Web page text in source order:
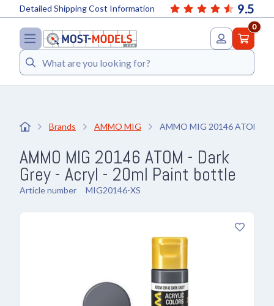
9.5
Detailed Shipping Cost Information
0
Search
Brands AMMO MIG AMMO MIG 20146 ATOM -
AMMO MIG 20146 ATOM - Dark
Grey - Acryl - 20ml Paint bottle
Article number MIG20146-XS